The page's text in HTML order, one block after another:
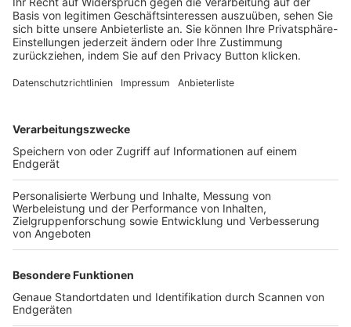
Login SpielPlus
FOLGE DEM BFV
TOP-VEREINE
TOP-PARTNER